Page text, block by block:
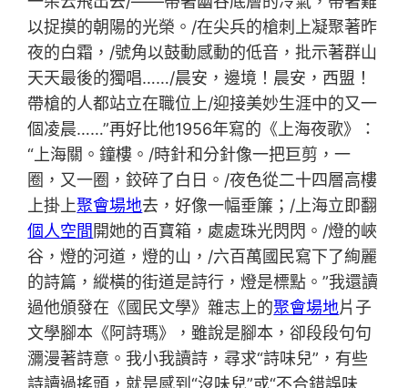
以捉摸的朝陽的光榮。/在尖兵的槍刺上凝聚著昨
夜的白霜，/號角以鼓動感動的低音，批示著群山
天天最後的獨唱……/晨安，邊境！晨安，西盟！
帶槍的人都站立在職位上/迎接美妙生涯中的又一
個凌晨……”再好比他1956年寫的《上海夜歌》：
“上海關。鐘樓。/時針和分針像一把巨剪，一
圈，又一圈，鉸碎了白日。/夜色從二十四層高樓
上掛上聚會場地去，好像一幅垂簾；/上海立即翻
個人空間 開她的百寶箱，處處珠光閃閃。/燈的峽
谷，燈的河道，燈的山，/六百萬國民寫下了絢麗
的詩篇，縱橫的街道是詩行，燈是標點。”我還讀
過他頒發在《國民文學》雜志上的聚會場地片子
文學腳本《阿詩瑪》，雖說是腳本，卻段段句句
瀰漫著詩意。我小我讀詩，尋求“詩味兒”，有些